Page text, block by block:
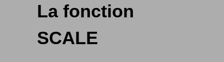
La fonction
SCALE